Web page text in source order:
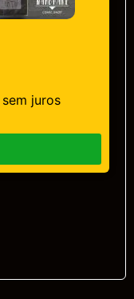
sem juros